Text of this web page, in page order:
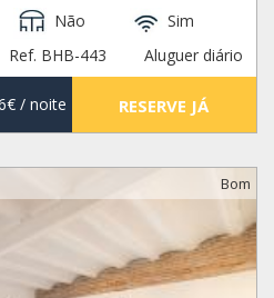
Não
Sim
Ref. BHB-443 Aluguer diário
/ noite RESERVE JÁ
Bom